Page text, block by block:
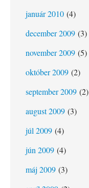
január 2010 (4)
december 2009 (3)
november 2009 (5)
október 2009 (2)
september 2009 (2)
august 2009 (3)
júl 2009 (4)
jún 2009 (4)
máj 2009 (3)